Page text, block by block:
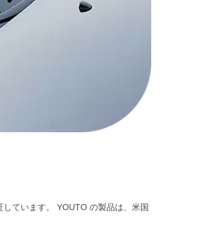
ています。 YOUTO の製品は、米国